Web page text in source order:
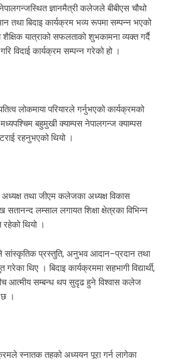
ज्ञानमैत्री कलेजले बीबीएस चौथो
तथा बिदाइ कार्यक्रम भव्य रूपमा सम्पन्न भएको
यात्राको सफलताको शुभकामना व्यक्त गर्दै
विदाई कार्यक्रम सम्पन्न गरेको हो ।
लोकमाया परियारले गर्नुभएको कार्यक्रमको
बहुमुखी क्याम्पस नेपालगन्ज क्याम्पस
रहनुभएको थियो ।
अध्यक्ष तथा जीएम कलेजका अध्यक्ष विकास
सतानन्द लम्साल लगायत शिक्षा क्षेत्रका विभिन्न
रहेको थियो ।
सांस्कृतिक प्रस्तुति, अनुभव आदान–प्रदान तथा
थिए । बिदाइ कार्यक्रममा सहभागी विद्यार्थी,
आत्मीय सम्बन्ध थप सुदृढ हुने विश्वास कलेज
।
स्नातक तहको अध्ययन पूरा गर्न लागेका